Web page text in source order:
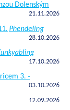
Dolenským
21.11.2026
Phendeling
28.10.2026
17.10.2026
3. -
03.10.2026
12.09.2026